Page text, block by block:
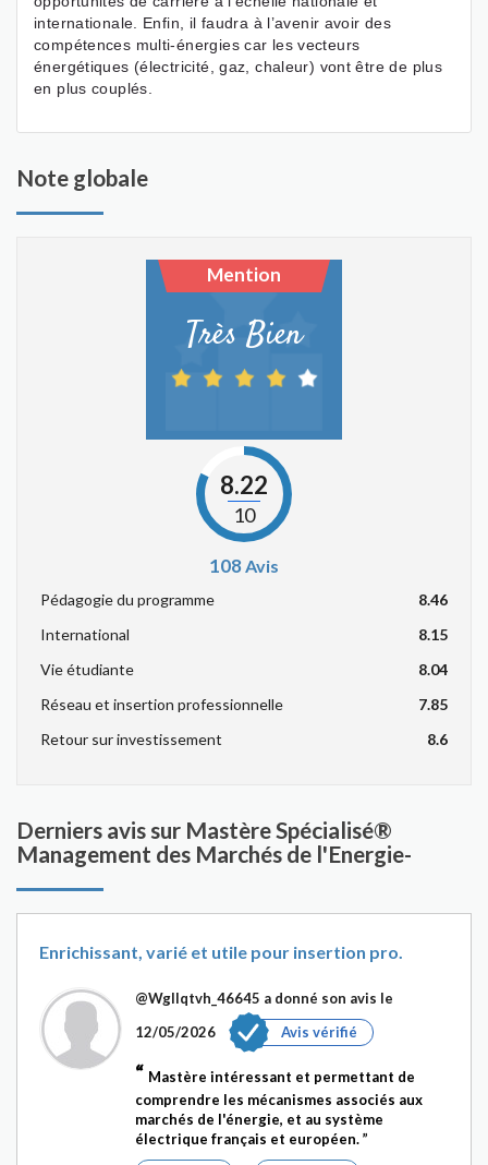
internationale. Enfin, il faudra à l’avenir avoir des
compétences multi-énergies car les vecteurs
énergétiques (électricité, gaz, chaleur) vont être de plus
en plus couplés.
Note globale
Mention
Très Bien
8.22
10
108Avis
Pédagogie du programme
8.46
International
8.15
Vie étudiante
8.04
Réseau et insertion professionnelle
7.85
Retour sur investissement
8.6
Derniers avis sur Mastère Spécialisé®
Management des Marchés de l'Energie-
Enrichissant, varié et utile pour insertion pro.
@Wgllqtvh_46645 a donné son avis le
12/05/2026
Avis vérifié
Mastère intéressant et permettant de
comprendre les mécanismes associés aux
marchés de l'énergie, et au système
électrique français et européen.